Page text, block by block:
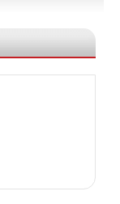
Hallergasse
Gärten laden